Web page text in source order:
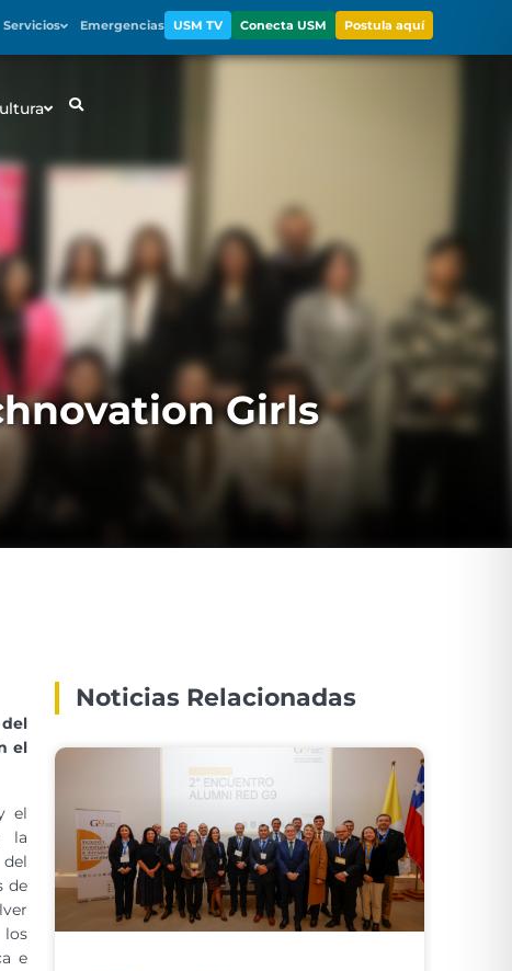
Servicios Emergencias USM TV Conecta USM Postula aquí
Girls
el
el
la
de
e
Noticias Relacionadas